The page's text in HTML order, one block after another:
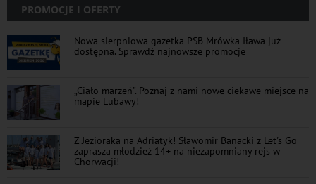
PROMOCJE I OFERTY
Nowa sierpniowa gazetka PSB Mrówka Iława już
dostępna. Sprawdź najnowsze promocje
„Ciało marzeń”. Poznaj z nami nowe ciekawe miejsce na
mapie Lubawy!
Z Jezioraka na Adriatyk! Sławomir Banacki z Let's Go
zaprasza młodzież 14+ na niezapomniany rejs w
Chorwacji!